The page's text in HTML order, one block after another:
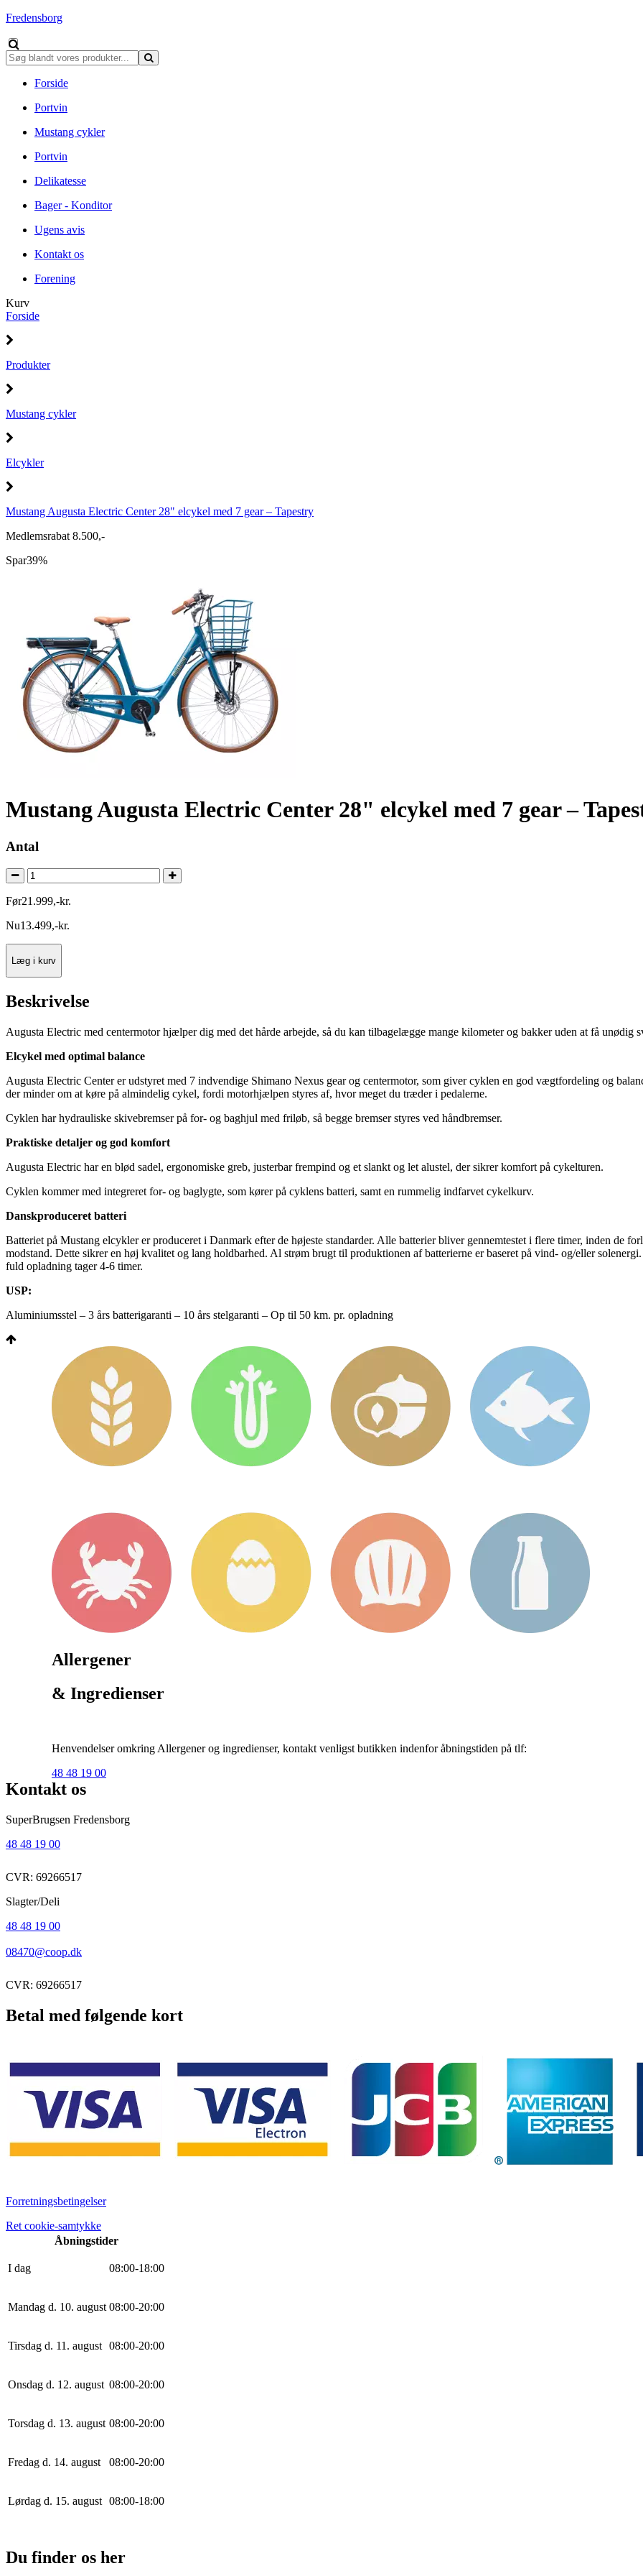
Fredensborg
Forside
Portvin
Mustang cykler
Portvin
Delikatesse
Bager - Konditor
Ugens avis
Kontakt os
Forening
Kurv
Forside
Produkter
Mustang cykler
Elcykler
Mustang Augusta Electric Center 28" elcykel med 7 gear – Tapestry
Medlemsrabat 8.500,-
Spar39%
Mustang Augusta Electric Center 28" elcykel med 7 gear –
Antal
Før21.999,-kr.
Nu13.499,-kr.
Læg i kurv
Beskrivelse
Augusta Electric med centermotor hjælper dig med det hårde arbejde, så du kan tilbagelægge mange kilometer og bakker uden at få unødig
Elcykel med optimal balance
Augusta Electric Center er udstyret med 7 indvendige Shimano Nexus gear og centermotor, som giver cyklen en god vægtfordeling og
der minder om at køre på almindelig cykel, fordi motorhjælpen styres af, hvor meget du træder i pedalerne.
Cyklen har hydrauliske skivebremser på for- og baghjul med friløb, så begge bremser styres ved håndbremser.
Praktiske detaljer og god komfort
Augusta Electric har en blød sadel, ergonomiske greb, justerbar frempind og et slankt og let alustel, der sikrer komfort på cykelturen.
Cyklen kommer med integreret for- og baglygte, som kører på cyklens batteri, samt en rummelig indfarvet cykelkurv.
Danskproduceret batteri
Batteriet på Mustang elcykler er produceret i Danmark efter de højeste standarder. Alle batterier bliver gennemtestet i flere timer, inden de
modstand. Dette sikrer en høj kvalitet og lang holdbarhed. Al strøm brugt til produktionen af batterierne er baseret på vind- og/eller
fuld opladning tager 4-6 timer.
USP:
Aluminiumsstel – 3 års batterigaranti – 10 års stelgaranti – Op til 50 km. pr. opladning
Allergener
& Ingredienser
Henvendelser omkring Allergener og ingredienser, kontakt venligst butikken indenfor åbningstiden på tlf:
48 48 19 00
Kontakt os
SuperBrugsen Fredensborg
48 48 19 00
CVR: 69266517
Slagter/Deli
48 48 19 00
08470@coop.dk
CVR: 69266517
Betal med følgende kort
Forretningsbetingelser
Ret cookie-samtykke
Åbningstider
I dag 08:00-18:00
Mandag d. 10. august 08:00-20:00
Tirsdag d. 11. august 08:00-20:00
Onsdag d. 12. august 08:00-20:00
Torsdag d. 13. august 08:00-20:00
Fredag d. 14. august 08:00-20:00
Lørdag d. 15. august 08:00-18:00
Du finder os her